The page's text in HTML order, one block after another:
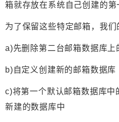
箱就存放在系统自己创建的第
为了保留这些特定邮箱，我们
a)先删除第二台邮箱数据库上
b)自定义创建新的邮箱数据库
c)将第一个默认邮箱数据库中
新建的数据库中